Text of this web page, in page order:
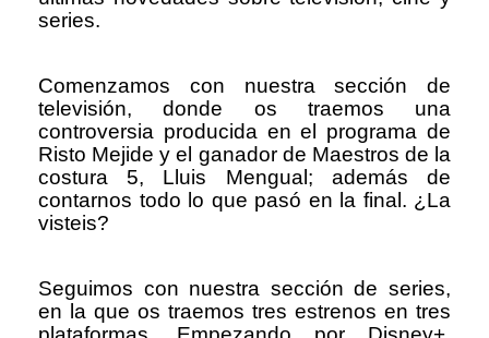
series.
Comenzamos con nuestra sección de
televisión, donde os traemos una
controversia producida en el programa de
Risto Mejide y el ganador de Maestros de la
costura 5, Lluis Mengual; además de
contarnos todo lo que pasó en la final. ¿La
visteis?
Seguimos con nuestra sección de series,
en la que os traemos tres estrenos en tres